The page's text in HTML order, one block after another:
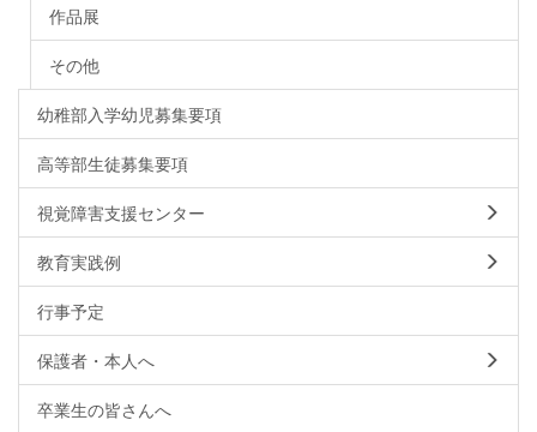
作品展
その他
幼稚部入学幼児募集要項
高等部生徒募集要項
視覚障害支援センター
教育実践例
行事予定
保護者・本人へ
卒業生の皆さんへ